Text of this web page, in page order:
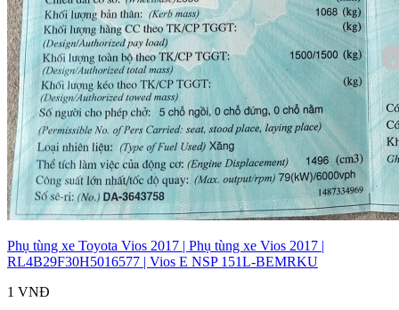
Phụ tùng xe Toyota Vios 2017 | Phụ tùng xe Vios 2017 |
RL4B29F30H5016577 | Vios E NSP 151L-BEMRKU
1 VNĐ